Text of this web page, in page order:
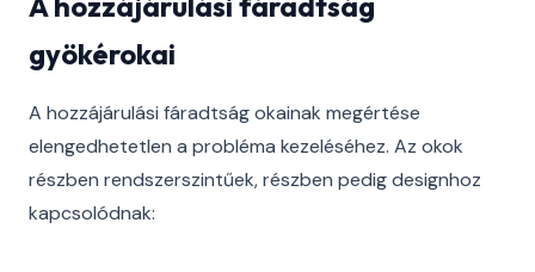
gyökérokai
A hozzájárulási fáradtság okainak megértése
elengedhetetlen a probléma kezeléséhez. Az okok
részben rendszerszintűek, részben pedig designhoz
kapcsolódnak: